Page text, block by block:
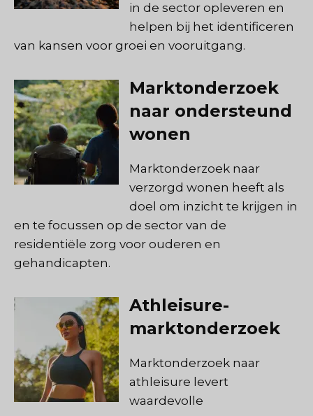
in de sector opleveren en
helpen bij het identificeren
van kansen voor groei en vooruitgang.
Marktonderzoek
naar ondersteund
wonen
Marktonderzoek naar
verzorgd wonen heeft als
doel om inzicht te krijgen in
en te focussen op de sector van de
residentiële zorg voor ouderen en
gehandicapten.
Athleisure-
marktonderzoek
Marktonderzoek naar
athleisure levert
waardevolle